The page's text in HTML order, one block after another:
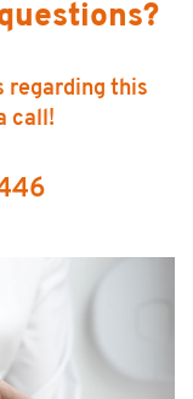
regarding this
call!